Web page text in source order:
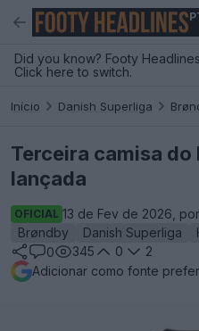
Did you know? Footy
Click here to switch.
Início Danish Superliga
Terceira camisa
lançada
OFICIAL 13 de Fev de 2026,
Brøndby
Danish Superliga
0
345 0
2
Adicionar como fonte